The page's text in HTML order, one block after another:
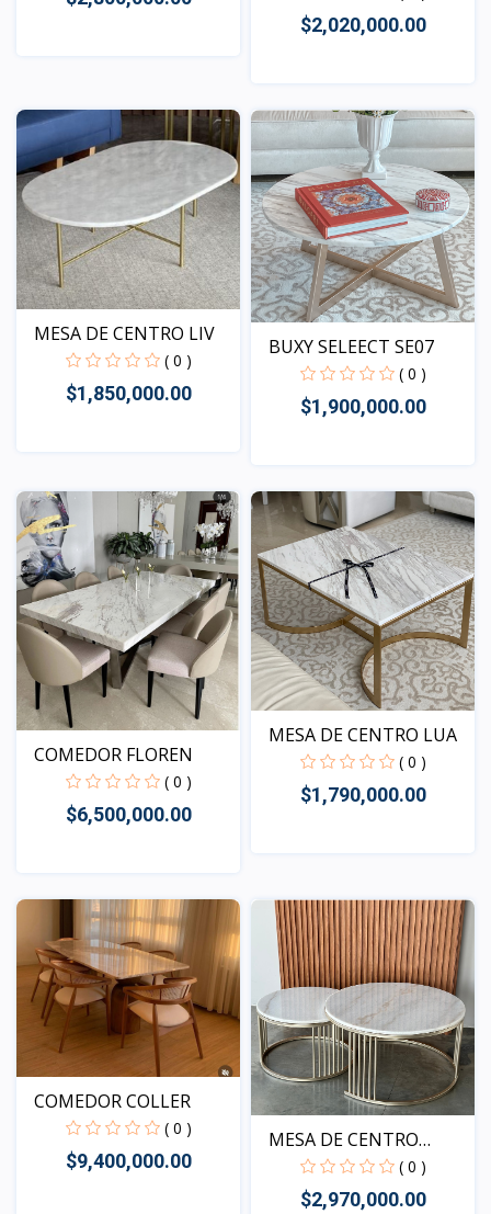
$2,020,000.00
Vista
MESA DE CENTRO LIV
( 0 )
$1,850,000.00
BUXY SELEECT SE07
( 0 )
$1,900,000.00
Vista
COMEDOR FLOREN
( 0 )
$6,500,000.00
Vista
MESA DE CENTRO LUA
( 0 )
$1,790,000.00
COMEDOR COLLER
( 0 )
$9,400,000.00
MESA DE CENTRO
OMEGA
( 0 )
$2,970,000.00